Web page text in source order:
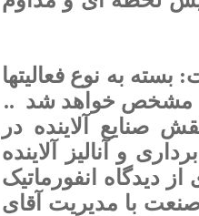
به نوع فعالیتها
مشخص خواهد شد ..
صنایع آلاینده در
و آنالیز آلاینده
دیدگاه انفورماتیک
با مدیریت آقای